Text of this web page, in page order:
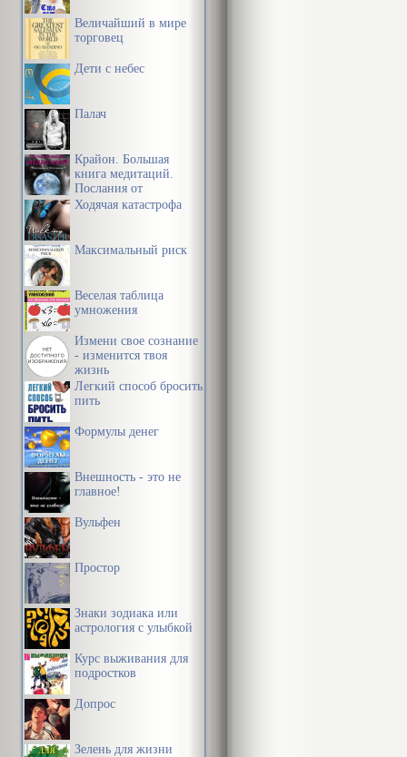
Величайший в мире
торговец
Дети с небес
Палач
Крайон. Большая
книга медитаций.
Послания от
Источника
Ходячая катастрофа
Максимальный риск
Веселая таблица
умножения
Измени свое сознание
- изменится твоя
жизнь
Легкий способ бросить
пить
Формулы денег
Внешность - это не
главное!
Вульфен
Простор
Знаки зодиака или
астрология с улыбкой
Курс выживания для
подростков
Допрос
Зелень для жизни